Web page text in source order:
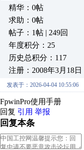
精华：0帖
求助：0帖
帖子：1帖 | 249回
年度积分：25
历史总积分：117
注册：2008年3月18日
发表于：2026-04-04 10:55:06
FpwinPro使用手册
回复 引用 举报
回复本条